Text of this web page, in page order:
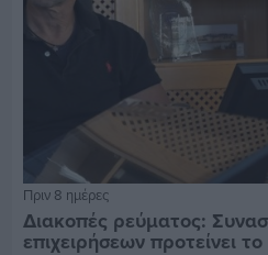
Πριν 8 ημέρες
Διακοπές ρεύματος:
επιχειρήσεων προτείνει